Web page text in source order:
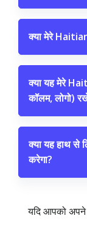
क्या मेरे
क्या यह मेरे
कॉलम, लोगो)
क्या यह हाथ से
करेगा?
यदि आपको अपने